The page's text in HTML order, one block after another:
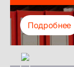
Подробнее